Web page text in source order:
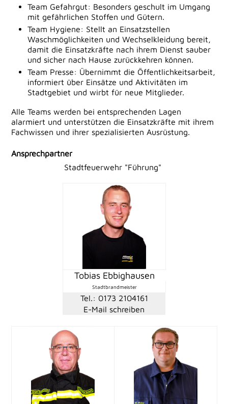
Team Gefahrgut: Besonders geschult im Umgang
mit gefährlichen Stoffen und Gütern.
Team Hygiene: Stellt an Einsatzstellen
Waschmöglichkeiten und Wechselkleidung bereit,
damit die Einsatzkräfte nach ihrem Dienst sauber
und sicher nach Hause zurückkehren können.
Team Presse: Übernimmt die Öffentlichkeitsarbeit,
informiert über Einsätze und Aktivitäten im
Stadtgebiet und wirbt für neue Mitglieder.
Alle Teams werden bei entsprechenden Lagen
alarmiert und unterstützen die Einsatzkräfte mit ihrem
Fachwissen und ihrer spezialisierten Ausrüstung.
Ansprechpartner
Stadtfeuerwehr "Führung"
Tobias Ebbighausen
Stadtbrandmeister
Tel.: 0173 2104161
E-Mail schreiben